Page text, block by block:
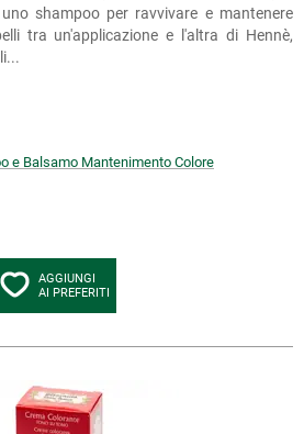
shampoo per ravvivare e mantenere
tra un'applicazione e l'altra di Hennè,
e Balsamo Mantenimento Colore
AGGIUNGI
AI PREFERITI